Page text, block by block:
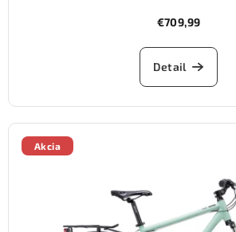
€709,99
Detail
Akcia